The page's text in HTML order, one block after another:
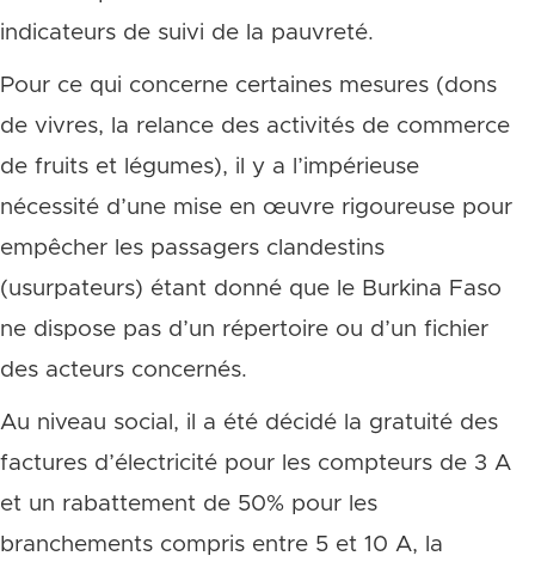
indicateurs de suivi de la pauvreté.
Pour ce qui concerne certaines mesures (dons
de vivres, la relance des activités de commerce
de fruits et légumes), il y a l’impérieuse
nécessité d’une mise en œuvre rigoureuse pour
empêcher les passagers clandestins
(usurpateurs) étant donné que le Burkina Faso
ne dispose pas d’un répertoire ou d’un fichier
des acteurs concernés.
Au niveau social, il a été décidé la gratuité des
factures d’électricité pour les compteurs de 3 A
et un rabattement de 50% pour les
branchements compris entre 5 et 10 A, la